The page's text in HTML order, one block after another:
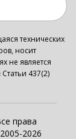
технических
носит
не является
437(2)
права
2026